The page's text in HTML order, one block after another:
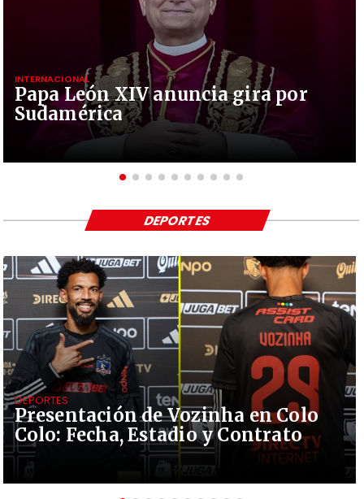
Papa León XIV anuncia gira por
Sudamérica
INTERNACIONAL
Presentación de Vozinha en Colo
Colo: Fecha, Estadio y Contrato
DEPORTES
DEPORTES